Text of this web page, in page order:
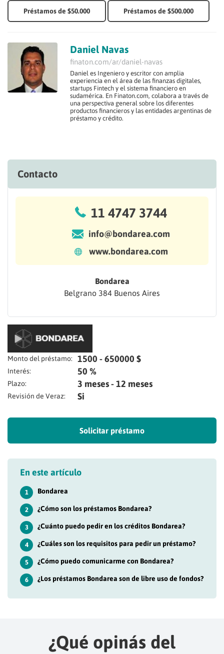
Préstamos de $50.000 Préstamos de $500.000
Daniel Navas
finaton.com/ar/daniel-navas
Daniel es Ingeniero y escritor con amplia
experiencia en el área de las finanzas digitales,
startups Fintech y el sistema financiero en
sudamérica. En Finaton.com, colabora a través de
una perspectiva general sobre los diferentes
productos financieros y las entidades argentinas de
préstamo y crédito.
Contacto
11 4747 3744
info@bondarea.com
www.bondarea.com
Bondarea
Belgrano 384 Buenos Aires
Monto del préstamo: 1500 - 650000 $
Interés: 50 %
Plazo: 3 meses - 12 meses
Revisión de Veraz: Si
Solicitar préstamo
En este artículo
1 Bondarea
2 ¿Cómo son los préstamos Bondarea?
3 ¿Cuánto puedo pedir en los créditos Bondarea?
4 ¿Cuáles son los requisitos para pedir un préstamo?
5 ¿Cómo puedo comunicarme con Bondarea?
6 ¿Los préstamos Bondarea son de libre uso de fondos?
¿Qué opinás del